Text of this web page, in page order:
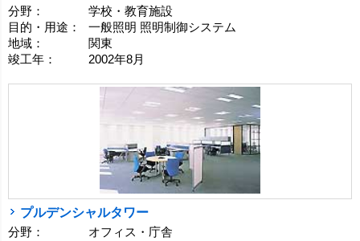
分野：
学校・教育施設
目的・用途：
一般照明 照明制御システム
地域：
関東
竣工年：
2002年8月
プルデンシャルタワー
分野：
オフィス・庁舎